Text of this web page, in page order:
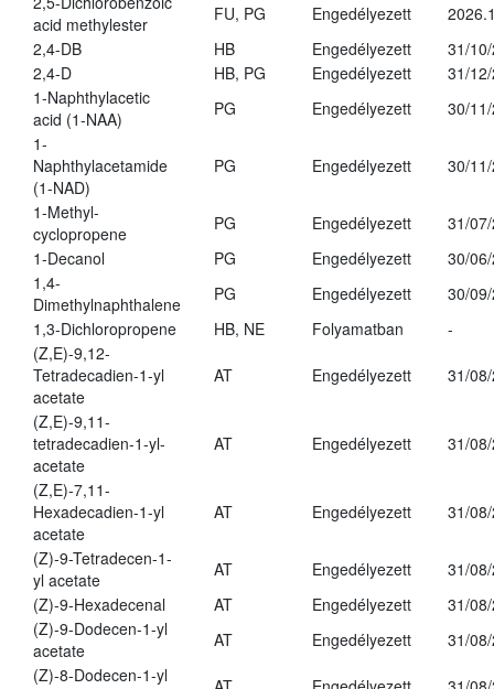
acid methylester
FU, PG Engedélyezett
2,4-DB
HB Engedélyezett
31/
2,4-D
HB, PG Engedélyezett
31/
1-Naphthylacetic
acid (1-NAA)
PG Engedélyezett
30/
1-
Naphthylacetamide
(1-NAD)
PG Engedélyezett 30/
1-Methyl-
cyclopropene
PG Engedélyezett
31/
1-Decanol
PG Engedélyezett
30/
1,4-
Dimethylnaphthalene
PG Engedélyezett
30/
1,3-Dichloropropene
HB, NE Folyamatban
-
(Z,E)-9,12-
Tetradecadien-1-yl
acetate
AT Engedélyezett 31/
(Z,E)-9,11-
tetradecadien-1-yl-
acetate
AT Engedélyezett 31/
(Z,E)-7,11-
Hexadecadien-1-yl
acetate
AT Engedélyezett 31/
(Z)-9-Tetradecen-1-
yl acetate
AT Engedélyezett
31/
(Z)-9-Hexadecenal
AT Engedélyezett
31/
(Z)-9-Dodecen-1-yl
acetate
AT Engedélyezett
31/
(Z)-8-Dodecen-1-yl